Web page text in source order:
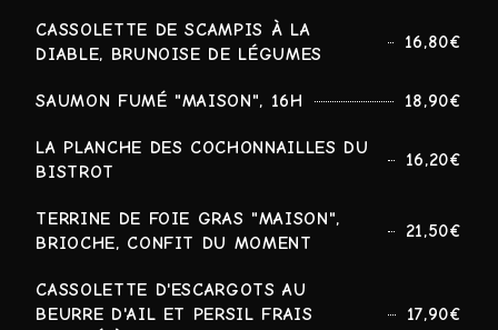
CASSOLETTE DE SCAMPIS À LA
DIABLE, BRUNOISE DE LÉGUMES
16,80€
SAUMON FUMÉ "MAISON", 16H 18,90€
LA PLANCHE DES COCHONNAILLES DU
BISTROT
16,20€
TERRINE DE FOIE GRAS "MAISON",
BRIOCHE, CONFIT DU MOMENT
21,50€
CASSOLETTE D'ESCARGOTS AU
BEURRE D'AIL ET PERSIL FRAIS
17,90€